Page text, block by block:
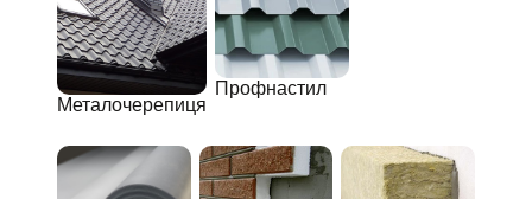
Металочерепиця
Профнастил